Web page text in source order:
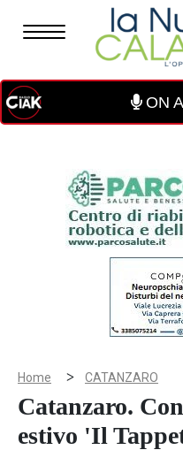
ON
Home > CATANZARO
Catanzaro.
estivo 'Il